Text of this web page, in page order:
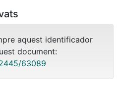
aquest identificador
document:
63089